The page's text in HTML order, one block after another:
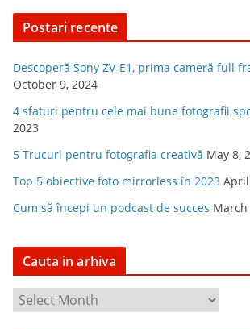
Postari recente
Descoperă Sony ZV-E1, prima cameră full
October 9, 2024
4 sfaturi pentru cele mai bune fotografii
2023
5 Trucuri pentru fotografia creativă May 8,
Top 5 obiective foto mirrorless în 2023 April
Cum să începi un podcast de succes March
Cauta in arhiva
a